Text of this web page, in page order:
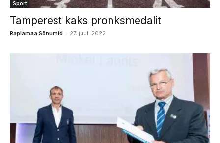
Sport
Tamperest kaks pronksmedalit
Raplamaa Sõnumid - 27. juuli 2022